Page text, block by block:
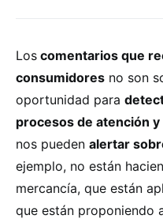
Los comentarios que
consumidores no son
oportunidad para
procesos de atención
nos pueden alertar
ejemplo, no están
mercancía, que están
que están proponiendo